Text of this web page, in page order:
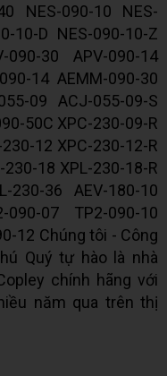
NES-090-10 NES-
10-D NES-090-10-Z
090-30 APV-090-14
14 AEMM-090-30
09 ACJ-055-09-S
50C XPC-230-09-R
12 XPC-230-12-R
18 XPL-230-18-R
230-36 AEV-180-10
090-07 TP2-090-10
12 Chúng tôi - Công
Quý tự hào là nhà
chính hãng với
năm qua trên thị